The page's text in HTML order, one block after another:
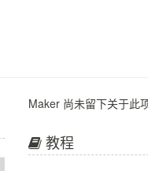
Maker 尚未留下关于此
教程